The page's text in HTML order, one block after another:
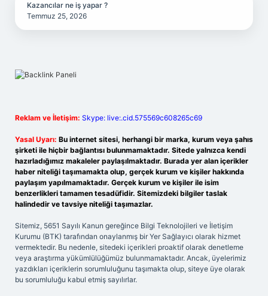
Kazancılar ne iş yapar ?
Temmuz 25, 2026
Reklam ve İletişim: Skype: live:.cid.575569c608265c69
Yasal Uyarı: Bu internet sitesi, herhangi bir marka, kurum veya şahıs
şirketi ile hiçbir bağlantısı bulunmamaktadır. Sitede yalnızca kendi
hazırladığımız makaleler paylaşılmaktadır. Burada yer alan içerikler
haber niteliği taşımamakta olup, gerçek kurum ve kişiler hakkında
paylaşım yapılmamaktadır. Gerçek kurum ve kişiler ile isim
benzerlikleri tamamen tesadüfidir. Sitemizdeki bilgiler taslak
halindedir ve tavsiye niteliği taşımazlar.
Sitemiz, 5651 Sayılı Kanun gereğince Bilgi Teknolojileri ve İletişim
Kurumu (BTK) tarafından onaylanmış bir Yer Sağlayıcı olarak hizmet
vermektedir. Bu nedenle, sitedeki içerikleri proaktif olarak denetleme
veya araştırma yükümlülüğümüz bulunmamaktadır. Ancak, üyelerimiz
yazdıkları içeriklerin sorumluluğunu taşımakta olup, siteye üye olarak
bu sorumluluğu kabul etmiş sayılırlar.